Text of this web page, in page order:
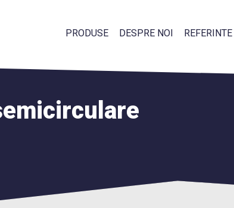
PRODUSE DESPRE NOI REFERINTE